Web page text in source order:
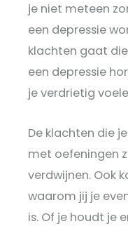
je niet meteen
een depressie
klachten gaat
een depressie
je verdrietig
De klachten die
met oefeningen
verdwijnen. Ook
waarom jij je
is. Of je houdt je